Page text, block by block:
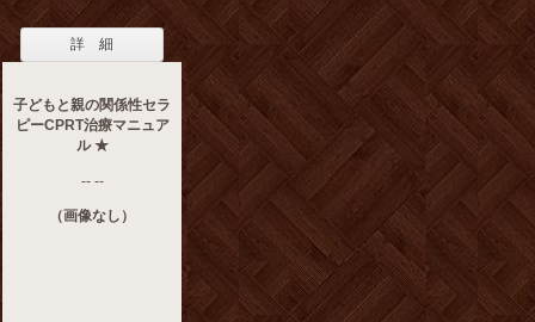
詳 細
子どもと親の関係性セラ
ピーCPRT治療マニュア
ル ★
-- --
（画像なし）